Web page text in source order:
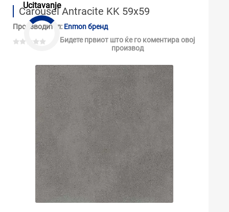
Ucitavanje
Carousel Antracite KK 59x59
Производител: Enmon бренд
Бидете првиот што ќе го коментира овој
производ